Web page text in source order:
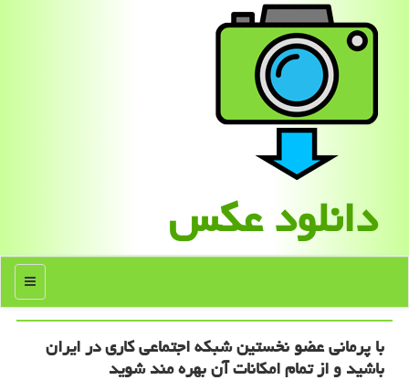
دانلود عكس
منو
با پرمانی عضو نخستین شبکه اجتماعی کاری در ایران
باشید و از تمام امکانات آن بهره مند شوید